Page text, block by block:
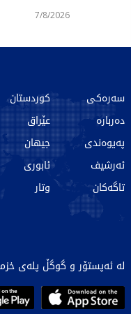
7/8/2026
سەرەکی
دەربارە
پەیوەندی
ئەرشیف
تاگەکان
کوردستان
عێراق
جیهان
ئابوری
وتار
لە ئەپستۆر و گوگڵ پلەی